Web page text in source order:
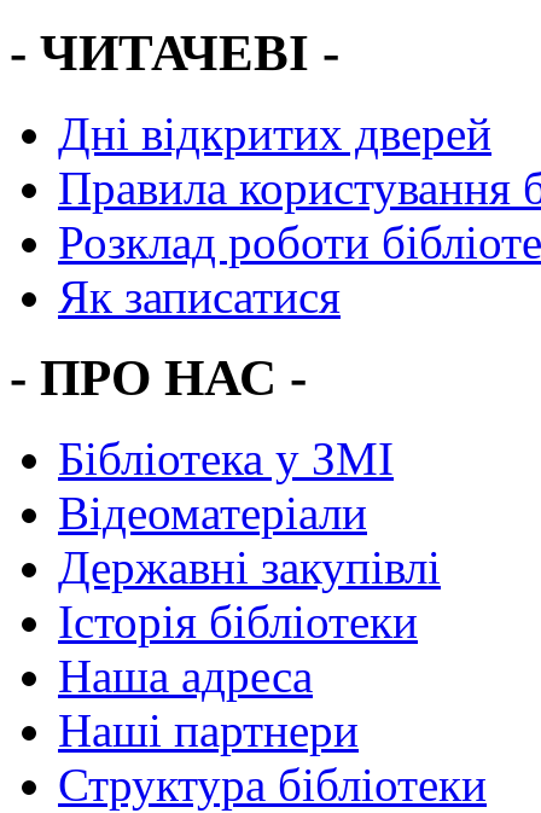
- ЧИТАЧЕВІ -
Дні відкритих дверей
Правила користування
Розклад роботи
Як записатися
- ПРО НАС -
Бібліотека у ЗМІ
Відеоматеріали
Державні закупівлі
Історія бібліотеки
Наша адреса
Наші партнери
Структура бібліотеки